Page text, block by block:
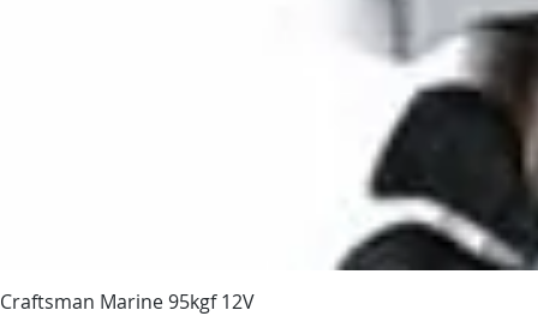
Craftsman Marine 95kgf 12V